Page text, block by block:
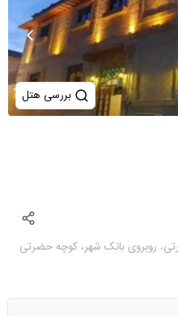
بررسی هتل
روبروی بانک شهر، کوچه حضرتی